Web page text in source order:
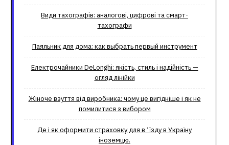
Види тахографів: аналогові, цифрові та смарт-
тахографи
Паяльник для дома: как выбрать первый инструмент
Електрочайники DeLonghi: якість, стиль і надійність —
огляд лінійки
Жіноче взуття від виробника: чому це вигідніше і як не
помилитися з вибором
Де і як оформити страховку для вʼїзду в Україну
іноземцю.